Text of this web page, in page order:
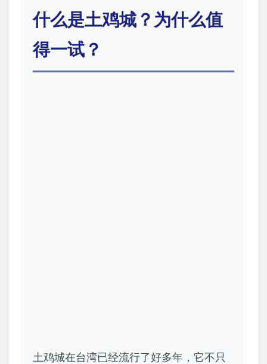
什么是土鸡城？为什么值
得一试？
土鸡城在台湾已经流行了好多年，它不只